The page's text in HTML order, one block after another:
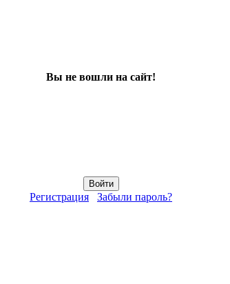
Вы не вошли на сайт!
Регистрация Забыли пароль?